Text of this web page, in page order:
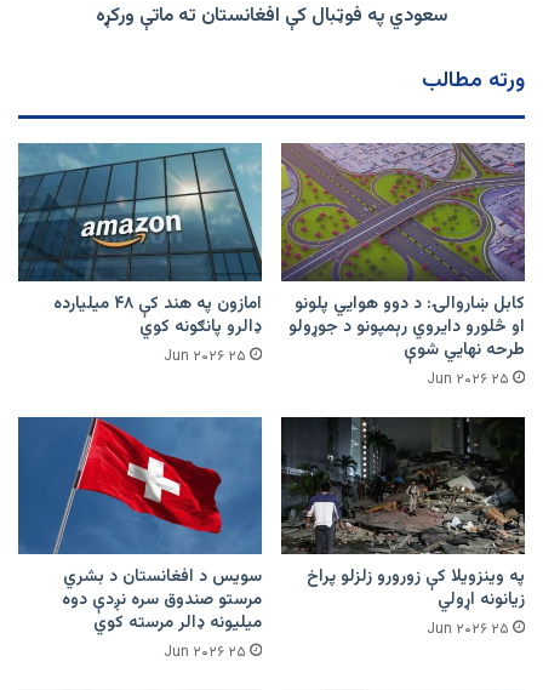
سعودي په فوټبال کې افغانستان ته ماتې ورکړه
ورته مطالب
کابل ښاروالۍ: د دوو هوايي پلونو
او څلورو دایروي رېمپونو د جوړولو
طرحه نهایي شوې
۲۵ Jun ۲۰۲۶
امازون په هند کې ۴۸ میلیارده
ډالرو پانګونه کوي
۲۵ Jun ۲۰۲۶
په وینزویلا کې زورورو زلزلو پراخ
زیانونه اړولي
۲۵ Jun ۲۰۲۶
سویس د افغانستان د بشري
مرستو صندوق سره نږدې دوه
میلیونه ډالر مرسته کوي
۲۵ Jun ۲۰۲۶